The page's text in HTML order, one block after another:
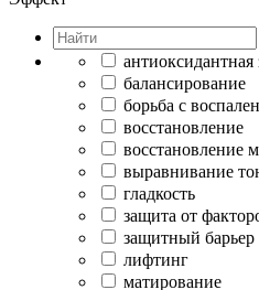
антиоксидантная
балансирование
борьба с
восстановление
восстановление
выравнивание
гладкость
защита от
защитный барьер
лифтинг
матирование